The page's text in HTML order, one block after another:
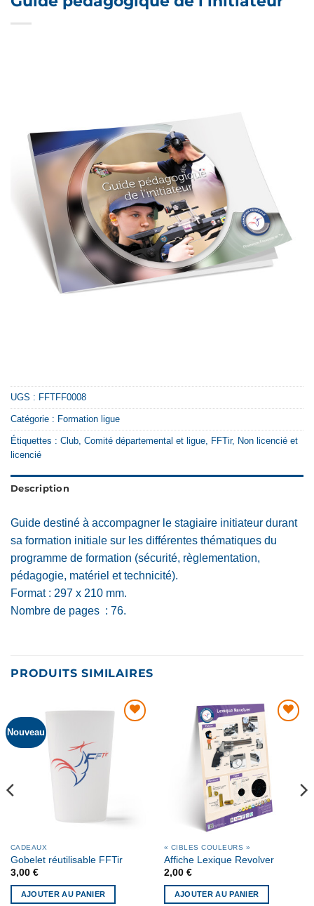
UGS : FFTFF0008
Catégorie : Formation ligue
Étiquettes : Club, Comité départemental et ligue, FFTir, Non licencié et
licencié
Description
Guide destiné à accompagner le stagiaire initiateur durant
sa formation initiale sur les différentes thématiques du
programme de formation (sécurité, règlementation,
pédagogie, matériel et technicité).
Format : 297 x 210 mm.
Nombre de pages : 76.
PRODUITS SIMILAIRES
Nouveau
LISTE DE
CADEAUX
Gobelet réutilisable FFTir
3,00 €
AJOUTER AU PANIER
AJOUTER
À MA
LISTE DE
SOUHAITS
« CIBLES COULEURS »
Affiche Lexique Revolver
2,00 €
AJOUTER AU PANIER